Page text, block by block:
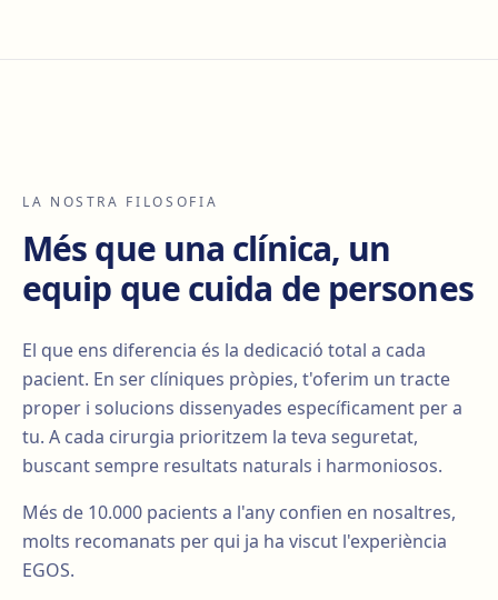
LA NOSTRA FILOSOFIA
Més que una clínica, un
equip que cuida de persones
El que ens diferencia és la dedicació total a cada
pacient. En ser clíniques pròpies, t'oferim un tracte
proper i solucions dissenyades específicament per a
tu. A cada cirurgia prioritzem la teva seguretat,
buscant sempre resultats naturals i harmoniosos.
Més de 10.000 pacients a l'any confien en nosaltres,
molts recomanats per qui ja ha viscut l'experiència
EGOS.